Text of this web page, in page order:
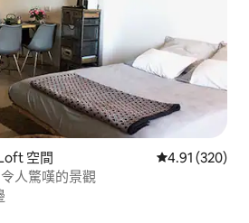
空間 從 320 則評價
4.91 (320)
人驚嘆的景觀